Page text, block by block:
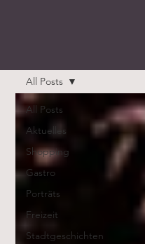
All Posts
Aktuelles
Shopping
Gastro
Porträts
Freizeit
Stadtgeschichten
All Posts